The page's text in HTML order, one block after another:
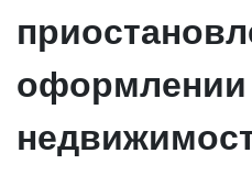
оформлении